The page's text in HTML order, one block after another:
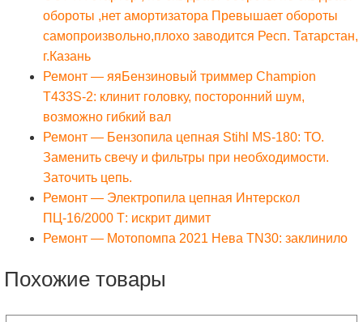
обороты ,нет амортизатора Превышает обороты
самопроизвольно,плохо заводится Респ. Татарстан,
г.Казань
Ремонт — яяБензиновый триммер Champion
Т433S-2: клинит головку, посторонний шум,
возможно гибкий вал
Ремонт — Бензопила цепная Stihl MS-180: ТО.
Заменить свечу и фильтры при необходимости.
Заточить цепь.
Ремонт — Электропила цепная Интерскол
ПЦ-16/2000 Т: искрит димит
Ремонт — Мотопомпа 2021 Нева TN30: заклинило
Похожие товары